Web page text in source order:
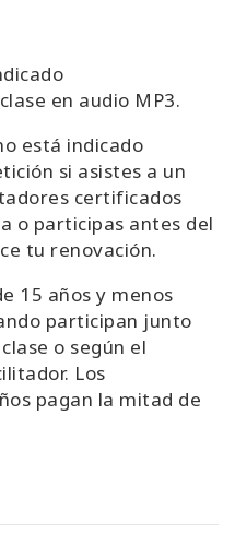
en audio MP3.
está indicado
si asistes a un
certificados
o participas antes del
tu renovación.
15 años y menos
participan junto
o según el
Los
pagan la mitad de